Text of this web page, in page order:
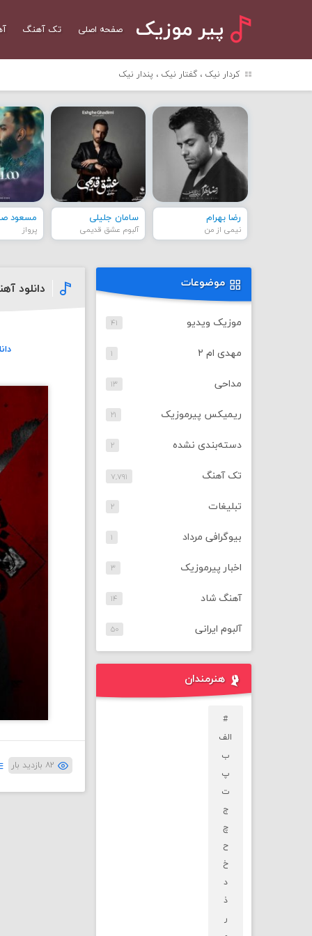
پیر موزیک صفحه اصلی تک آهنگ
کردار نیک ، گفتار نیک ، پندار نیک
رضا بهرام
نیمی از من
سامان جلیلی
آلبوم عشق قدیمی
مسعود
پرواز
دانلود
۸۲ بازدید بار
موضوعات
موزیک ویدیو ۴۱
مهدی ام ۲ ۱
مداحی ۱۳
ریمیکس پیرموزیک ۲۱
دسته‌بندی نشده ۲
تک آهنگ ۷,۷۹۱
تبلیغات ۲
بیوگرافی مرداد ۱
اخبار پیرموزیک ۳
آهنگ شاد ۱۴
آلبوم ایرانی ۵۰
هنرمندان
#
الف
ب
پ
ت
ج
چ
ح
خ
د
ذ
ر